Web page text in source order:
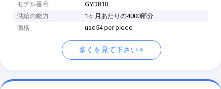
モデル番号
GYD810
供給の能力
1ヶ月あたりの4000部分
価格
usd54 per piece
多くを見て下さい